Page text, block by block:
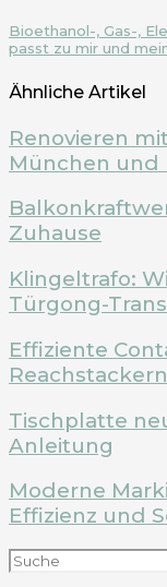
Bioethanol-, Gas-,
passt zu mir und
Ähnliche Artikel
Renovieren
München und
Zuhause
Klingeltrafo:
Türgong-
Effiziente
Reachstackern
Tischplatte
Anleitung
Moderne
Effizienz und